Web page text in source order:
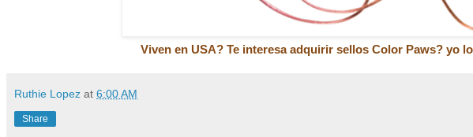
Viven en USA? Te interesa adquirir sellos Color Paws? yo
Ruthie Lopez at 6:00 AM
Share